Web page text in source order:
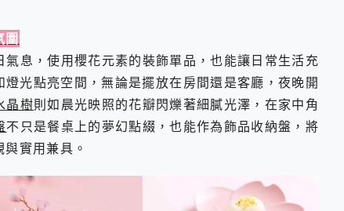
圍
息，使用櫻花元素的裝飾單品，也能讓日常生活充
燈光點亮空間，無論是擺放在房間還是客廳，夜晚開
晶樹則如晨光映照的花瓣閃爍著細膩光澤，在家中角
不只是餐桌上的夢幻點綴，也能作為飾品收納盤，將
實用兼具。